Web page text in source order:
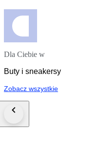
Dla Ciebie w
Buty i sneakersy
Zobacz wszystkie